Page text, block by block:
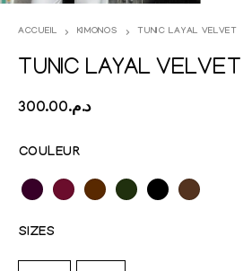
ACCUEIL KIMONOS TUNIC LAYAL VELVET
TUNIC LAYAL VELVET
د.م.300.00
COULEUR
SIZES